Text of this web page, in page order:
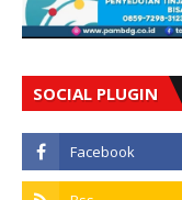
SOCIAL PLUGIN